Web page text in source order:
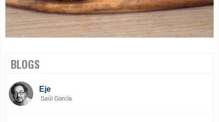
BLOGS
Eje
Saúl García